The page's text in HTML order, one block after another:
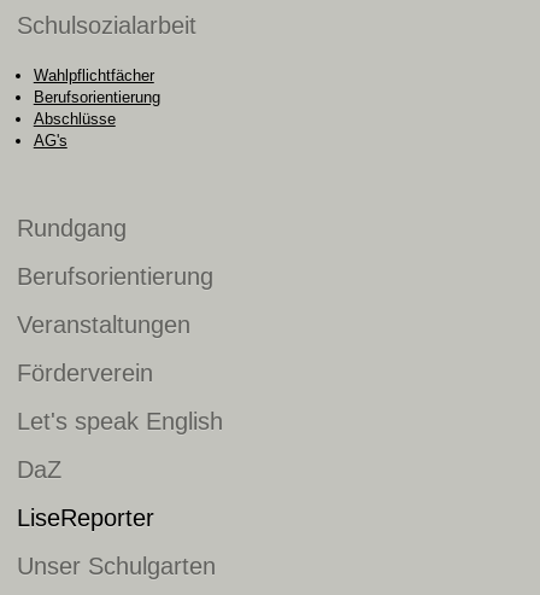
Schulsozialarbeit
Wahlpflichtfächer
Berufsorientierung
Abschlüsse
AG's
Rundgang
Berufsorientierung
Veranstaltungen
Förderverein
Let's speak English
DaZ
LiseReporter
Unser Schulgarten